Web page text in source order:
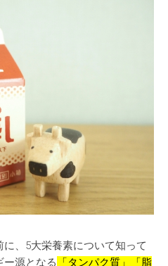
、5大栄養素について知って
ー源となる
「タンパク質」「脂